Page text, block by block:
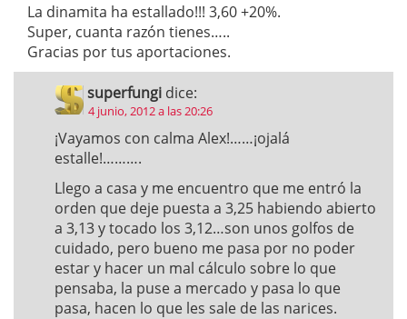
La dinamita ha estallado!!! 3,60 +20%.
Super, cuanta razón tienes…..
Gracias por tus aportaciones.
superfungi dice:
4 junio, 2012 a las 20:26
¡Vayamos con calma Alex!……¡ojalá
estalle!……….
Llego a casa y me encuentro que me entró la
orden que deje puesta a 3,25 habiendo abierto
a 3,13 y tocado los 3,12…son unos golfos de
cuidado, pero bueno me pasa por no poder
estar y hacer un mal cálculo sobre lo que
pensaba, la puse a mercado y pasa lo que
pasa, hacen lo que les sale de las narices.